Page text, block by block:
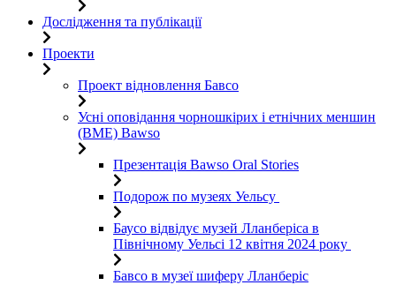
Дослідження та публікації
Проекти
Проект відновлення Бавсо
Усні оповідання чорношкірих і етнічних меншин
(BME) Bawso
Презентація Bawso Oral Stories
Подорож по музеях Уельсу
Баусо відвідує музей Лланберіса в
Північному Уельсі 12 квітня 2024 року
Бавсо в музеї шиферу Лланберіс